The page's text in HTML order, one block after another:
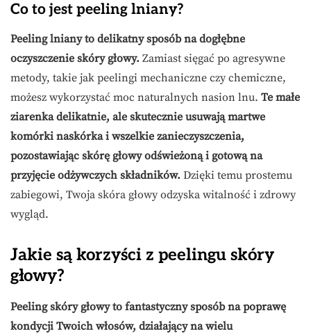
Co to jest peeling lniany?
Peeling lniany to delikatny sposób na dogłębne
oczyszczenie skóry głowy. Zamiast sięgać po agresywne
metody, takie jak peelingi mechaniczne czy chemiczne,
możesz wykorzystać moc naturalnych nasion lnu. Te małe
ziarenka delikatnie, ale skutecznie usuwają martwe
komórki naskórka i wszelkie zanieczyszczenia,
pozostawiając skórę głowy odświeżoną i gotową na
przyjęcie odżywczych składników. Dzięki temu prostemu
zabiegowi, Twoja skóra głowy odzyska witalność i zdrowy
wygląd.
Jakie są korzyści z peelingu skóry
głowy?
Peeling skóry głowy to fantastyczny sposób na poprawę
kondycji Twoich włosów, działający na wielu